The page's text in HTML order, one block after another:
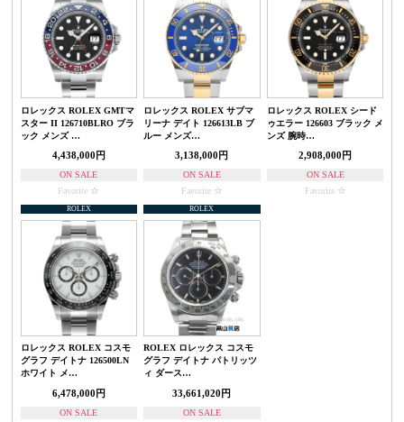
ロレックス ROLEX GMTマ
スター II 126710BLRO ブラ
ック メンズ …
4,438,000円
ON SALE
Favorite
ロレックス ROLEX サブマ
リーナ デイト 126613LB ブ
ルー メンズ…
3,138,000円
ON SALE
Favorite
ロレックス ROLEX シード
ゥエラー 126603 ブラック メ
ンズ 腕時…
2,908,000円
ON SALE
Favorite
ROLEX
ロレックス ROLEX コスモ
グラフ デイトナ 126500LN
ホワイト メ…
6,478,000円
ON SALE
ROLEX
ROLEX ロレックス コスモ
グラフ デイトナ パトリッツ
ィ ダース…
33,661,020円
ON SALE